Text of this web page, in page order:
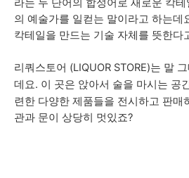
의 예술가를 일컫는 말이라고 하는데
칵테일을 만드는 기술 자체를 뜻한다
리쿼스토어 (LIQUOR STORE)는 말
데요. 이 곳은 앉아서 술을 마시는 공
련한 다양한 제품들을 전시하고 판매
관과 문이 상당히 멋있죠?